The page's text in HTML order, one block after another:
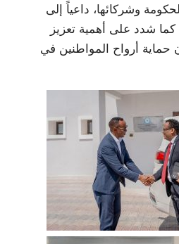
وشركائها، داعياً إلى
شدد على أهمية تعزيز
حماية أرواح المواطنين في